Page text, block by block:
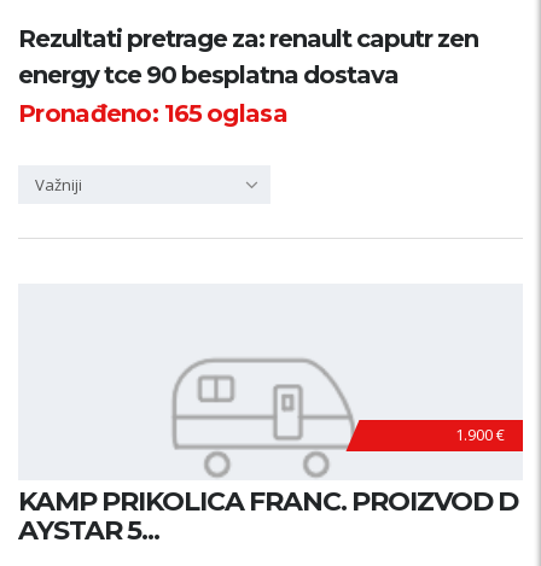
Kategorija
Županija
Rezultati pretrage za: renault caputr zen
energy tce 90 besplatna dostava
Pronađeno: 165oglasa
Važniji
1.900 €
KAMP PRIKOLICA FRANC. PROIZVOD D
AYSTAR 5...